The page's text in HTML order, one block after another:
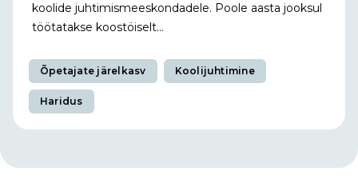
koolide juhtimismeeskondadele. Poole aasta jooksul
töötatakse koostöiselt...
Õpetajate järelkasv Koolijuhtimine
Haridus